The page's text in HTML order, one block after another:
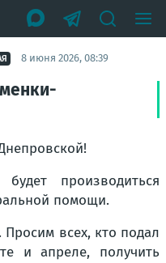
8 июня 2026, 08:39
производиться
помощи.
Просим всех, кто подал
и апреле, получить